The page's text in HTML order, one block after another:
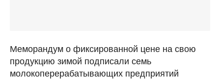
Меморандум о фиксированной цене на свою
продукцию зимой подписали семь
молокоперерабатывающих предприятий